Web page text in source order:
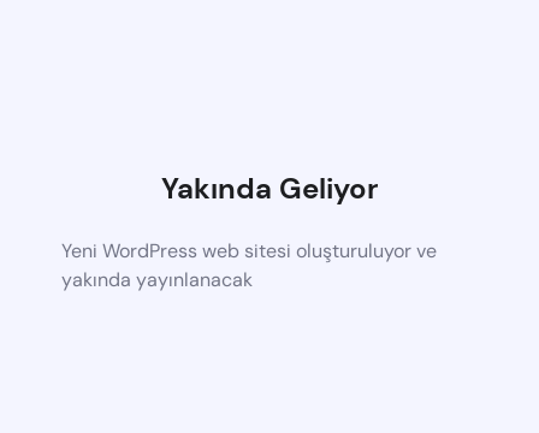
Yakında Geliyor
Yeni WordPress web sitesi oluşturuluyor ve
yakında yayınlanacak